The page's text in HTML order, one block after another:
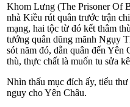
Khom Lưng (The Prisoner Of
nhà Kiều rút quân trước trận
mạng, hai tộc từ đó kết thâm
tướng quân dũng mãnh Ngụy
sót năm đó, dẫn quân đến Yên
thù, thực chất là muốn tu sửa
Nhìn thấu mục đích ấy, tiểu
nguy cho Yên Châu.